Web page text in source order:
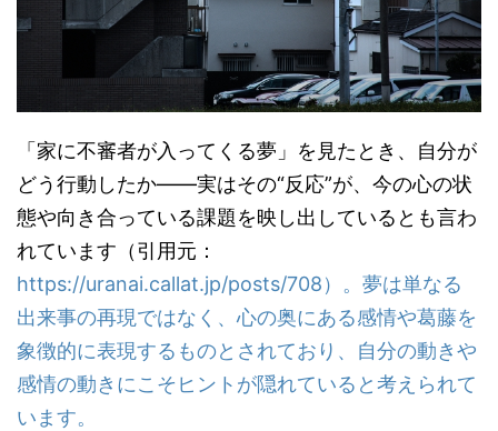
「家に不審者が入ってくる夢」を見たとき、自分が
どう行動したか――実はその“反応”が、今の心の状
態や向き合っている課題を映し出しているとも言わ
れています（引用元：
https://uranai.callat.jp/posts/708）。夢は単なる
出来事の再現ではなく、心の奥にある感情や葛藤を
象徴的に表現するものとされており、自分の動きや
感情の動きにこそヒントが隠れていると考えられて
います。